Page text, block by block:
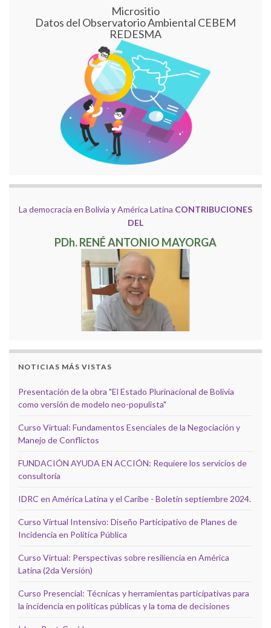
Micrositio
Datos del Observatorio Ambiental CEBEM
REDESMA
La democracia en Bolivia y América Latina CONTRIBUCIONES
DEL
PDh. RENÉ ANTONIO MAYORGA
NOTICIAS MÁS VISTAS
Presentación de la obra "El Estado Plurinacional de Bolivia
como versión de modelo neo-populista"
Curso Virtual: Fundamentos Esenciales de la Negociación y
Manejo de Conflictos
FUNDACIÓN AYUDA EN ACCIÓN: Requiere los servicios de
consultoría
IDRC en América Latina y el Caribe - Boletín septiembre 2024.
Curso Virtual Intensivo: Diseño Participativo de Planes de
Incidencia en Política Pública
Curso Virtual: Perspectivas sobre resiliencia en América
Latina (2da Versión)
Curso Presencial: Técnicas y herramientas participativas para
la incidencia en políticas públicas y la toma de decisiones